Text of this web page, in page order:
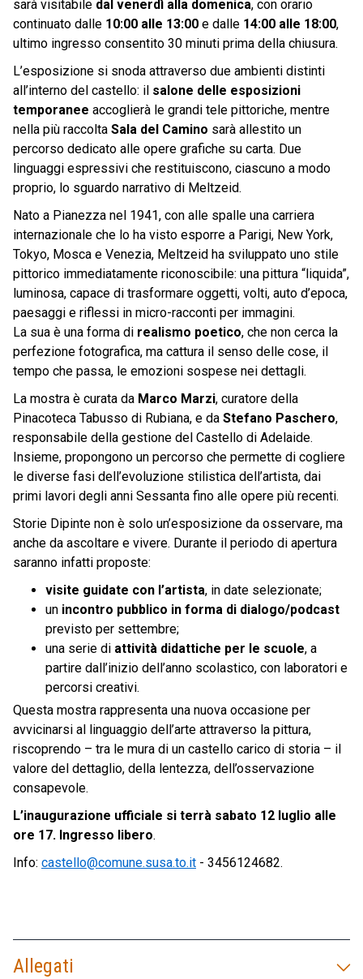
sarà visitabile dal venerdì alla domenica, con orario
continuato dalle 10:00 alle 13:00 e dalle 14:00 alle 18:00,
ultimo ingresso consentito 30 minuti prima della chiusura.
L’esposizione si snoda attraverso due ambienti distinti
all’interno del castello: il salone delle esposizioni
temporanee accoglierà le grandi tele pittoriche, mentre
nella più raccolta Sala del Camino sarà allestito un
percorso dedicato alle opere grafiche su carta. Due
linguaggi espressivi che restituiscono, ciascuno a modo
proprio, lo sguardo narrativo di Meltzeid.
Nato a Pianezza nel 1941, con alle spalle una carriera
internazionale che lo ha visto esporre a Parigi, New York,
Tokyo, Mosca e Venezia, Meltzeid ha sviluppato uno stile
pittorico immediatamente riconoscibile: una pittura “liquida”,
luminosa, capace di trasformare oggetti, volti, auto d’epoca,
paesaggi e riflessi in micro-racconti per immagini.
La sua è una forma di realismo poetico, che non cerca la
perfezione fotografica, ma cattura il senso delle cose, il
tempo che passa, le emozioni sospese nei dettagli.
La mostra è curata da Marco Marzi, curatore della
Pinacoteca Tabusso di Rubiana, e da Stefano Paschero,
responsabile della gestione del Castello di Adelaide.
Insieme, propongono un percorso che permette di cogliere
le diverse fasi dell’evoluzione stilistica dell’artista, dai
primi lavori degli anni Sessanta fino alle opere più recenti.
Storie Dipinte non è solo un’esposizione da osservare, ma
anche da ascoltare e vivere. Durante il periodo di apertura
saranno infatti proposte:
visite guidate con l’artista, in date selezionate;
un incontro pubblico in forma di dialogo/podcast
previsto per settembre;
una serie di attività didattiche per le scuole, a
partire dall’inizio dell’anno scolastico, con laboratori e
percorsi creativi.
Questa mostra rappresenta una nuova occasione per
avvicinarsi al linguaggio dell’arte attraverso la pittura,
riscoprendo – tra le mura di un castello carico di storia – il
valore del dettaglio, della lentezza, dell’osservazione
consapevole.
L’inaugurazione ufficiale si terrà sabato 12 luglio alle
ore 17. Ingresso libero.
Info: castello@comune.susa.to.it - 3456124682.
Allegati